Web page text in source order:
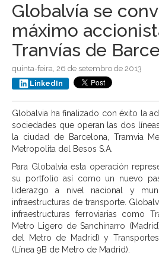
Globalvía se
máximo
Tranvías de
quinta-feira, 26 de setembro de 2013
LinkedIn
Globalvia ha finalizado con éxito la
sociedades que operan las dos
la ciudad de Barcelona, Tramvia
Metropolita del Besos S.A.
Para Globalvia esta operación
su portfolio así como un nuevo
liderazgo a nivel nacional y
infraestructuras de transporte.
infraestructuras ferroviarias como
Metro Ligero de Sanchinarro
del Metro de Madrid) y
(Línea 9B de Metro de Madrid).